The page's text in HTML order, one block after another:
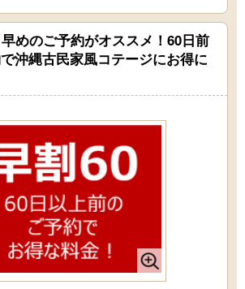
早めのご予約がオススメ！60日前
沖縄古民家風コテージにお得に